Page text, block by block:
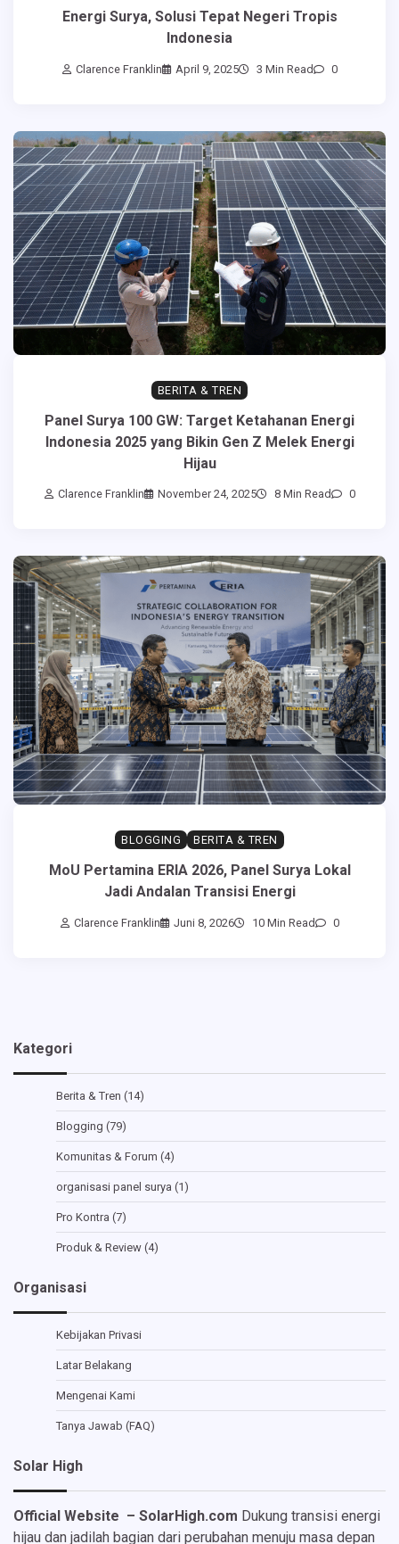
Energi Surya, Solusi Tepat Negeri Tropis
Indonesia
Clarence Franklin April 9, 2025 3 Min Read 0
BERITA & TREN
Panel Surya 100 GW: Target Ketahanan Energi
Indonesia 2025 yang Bikin Gen Z Melek Energi
Hijau
Clarence Franklin November 24, 2025 8 Min Read 0
BLOGGING BERITA & TREN
MoU Pertamina ERIA 2026, Panel Surya Lokal
Jadi Andalan Transisi Energi
Clarence Franklin Juni 8, 2026 10 Min Read 0
Kategori
Berita & Tren (14)
Blogging (79)
Komunitas & Forum (4)
organisasi panel surya (1)
Pro Kontra (7)
Produk & Review (4)
Organisasi
Kebijakan Privasi
Latar Belakang
Mengenai Kami
Tanya Jawab (FAQ)
Solar High
Official Website – SolarHigh.com Dukung transisi energi
hijau dan jadilah bagian dari perubahan menuju masa depan